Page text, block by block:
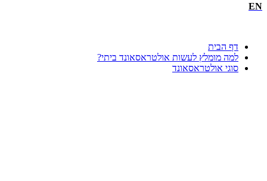
EN
דף הבית
למה מומלץ לעשות אולטראסאונד ביתי?
סוגי אולטראסאונד